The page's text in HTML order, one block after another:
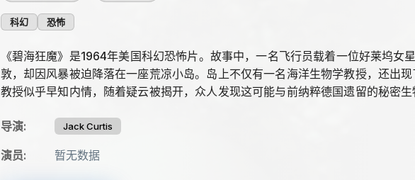
科幻 恐怖
《碧海狂魔》是1964年美国科幻恐怖片。故事中，一名飞行员载着一位好莱坞女
敦，却因风暴被迫降落在一座荒凉小岛。岛上不仅有一名海洋生物学教授，还出现
教授似乎早知内情，随着疑云被揭开，众人发现这可能与前纳粹德国遗留的秘密生
导演: Jack Curtis
演员: 暂无数据